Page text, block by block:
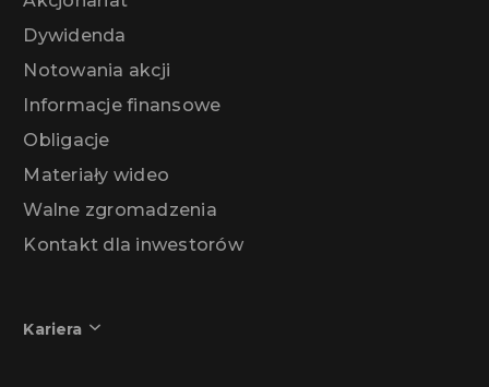
Dywidenda
Notowania akcji
Informacje finansowe
Obligacje
Materiały wideo
Walne zgromadzenia
Kontakt dla inwestorów
Kariera